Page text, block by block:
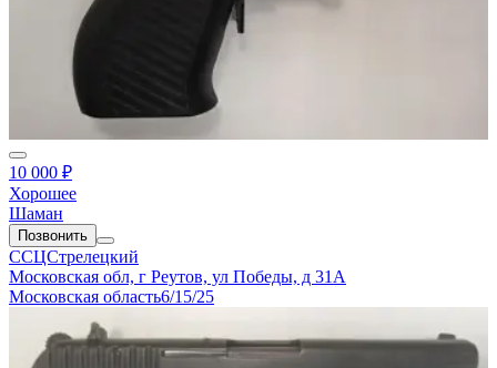
10 000 ₽
Хорошее
Шаман
Позвонить
ССЦСтрелецкий
Московская обл, г Реутов, ул Победы, д 31А
Московская область6/15/25